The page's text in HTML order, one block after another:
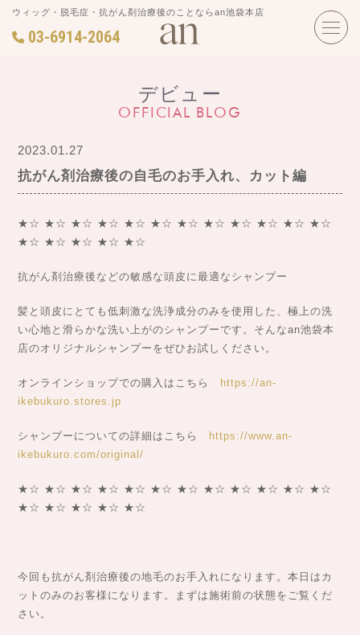
ウィッグ・脱毛症・抗がん剤治療後のことならan池袋本店
03-6914-2064
OFFICIAL BLOG
デビュー
2023.01.27
抗がん剤治療後の自毛のお手入れ、カット編
★☆ ★☆ ★☆ ★☆ ★☆ ★☆ ★☆ ★☆ ★☆ ★☆ ★☆ ★☆
★☆ ★☆ ★☆ ★☆ ★☆
抗がん剤治療後などの敏感な頭皮に最適なシャンプー
髪と頭皮にとても低刺激な洗浄成分のみを使用した、極上の洗
い心地と滑らかな洗い上がのシャンプーです。そんなan池袋本
店のオリジナルシャンプーをぜひお試しください。
オンラインショップでの購入はこちら https://an-
ikebukuro.stores.jp
シャンプーについての詳細はこちら https://www.an-
ikebukuro.com/original/
★☆ ★☆ ★☆ ★☆ ★☆ ★☆ ★☆ ★☆ ★☆ ★☆ ★☆ ★☆
★☆ ★☆ ★☆ ★☆ ★☆
今回も抗がん剤治療後の地毛のお手入れになります。本日はカ
ットのみのお客様になります。まずは施術前の状態をご覧くだ
さい。